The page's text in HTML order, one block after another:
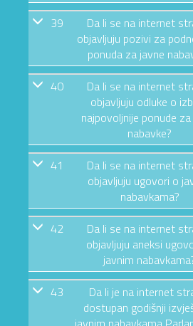
39
Da li se na internet
objavljuju pozivi za
ponuda za javne
40
Da li se na internet
objavljuju odluke o
najpovoljnije ponude
nabavke?
41
Da li se na internet
objavljuju ugovori o
nabavkama?
42
Da li se na internet
objavljuju aneksi
javnim
43
Da li je na internet
dostupan godišnji